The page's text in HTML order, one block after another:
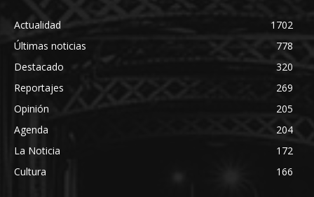
Actualidad
1702
Últimas noticias
778
Destacado
320
Reportajes
269
Opinión
205
Agenda
204
La Noticia
172
Cultura
166